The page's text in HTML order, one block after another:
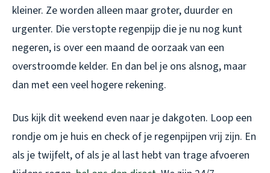
kleiner. Ze worden alleen maar groter, duurder en
urgenter. Die verstopte regenpijp die je nu nog kunt
negeren, is over een maand de oorzaak van een
overstroomde kelder. En dan bel je ons alsnog, maar
dan met een veel hogere rekening.
Dus kijk dit weekend even naar je dakgoten. Loop een
rondje om je huis en check of je regenpijpen vrij zijn. En
als je twijfelt, of als je al last hebt van trage afvoeren